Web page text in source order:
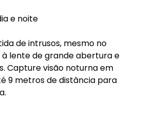
e noite
de intrusos, mesmo no
lente de grande abertura e
Capture visão noturna em
9 metros de distância para